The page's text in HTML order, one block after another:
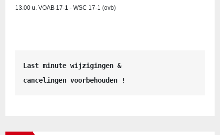
13.00 u. VOAB 17-1 - WSC 17-1 (ovb)
Last minute wijzigingen &
cancelingen voorbehouden !